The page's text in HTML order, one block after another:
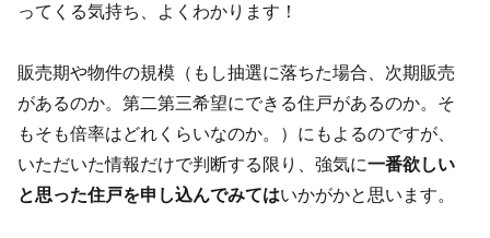
ってくる気持ち、よくわかります！
販売期や物件の規模（もし抽選に落ちた場合、次期販売
があるのか。第二第三希望にできる住戸があるのか。そ
もそも倍率はどれくらいなのか。）にもよるのですが、
いただいた情報だけで判断する限り、強気に一番欲しい
と思った住戸を申し込んでみてはいかがかと思います。